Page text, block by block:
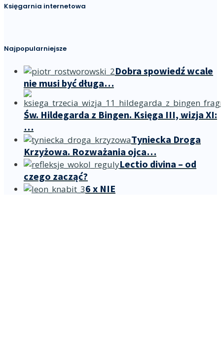
Księgarnia internetowa
Najpopularniejsze
Dobra spowiedź wcale
nie musi być długa…
Św. Hildegarda z Bingen. Księga III, wizja XI:
…
Tyniecka Droga
Krzyżowa. Rozważania ojca…
Lectio divina – od
czego zacząć?
6 x NIE